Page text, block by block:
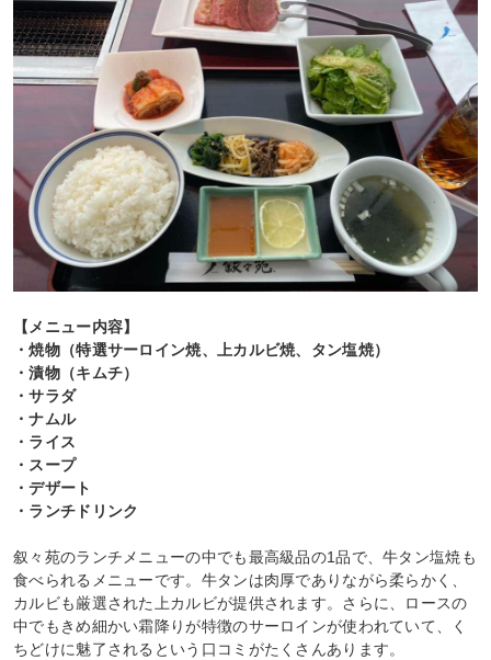
【メニュー内容】
・焼物（特選サーロイン焼、上カルビ焼、タン塩焼）
・漬物（キムチ）
・サラダ
・ナムル
・ライス
・スープ
・デザート
・ランチドリンク
叙々苑のランチメニューの中でも最高級品の1品で、牛タン塩焼も
食べられるメニューです。牛タンは肉厚でありながら柔らかく、
カルビも厳選された上カルビが提供されます。さらに、ロースの
中でもきめ細かい霜降りが特徴のサーロインが使われていて、く
ちどけに魅了されるという口コミがたくさんあります。